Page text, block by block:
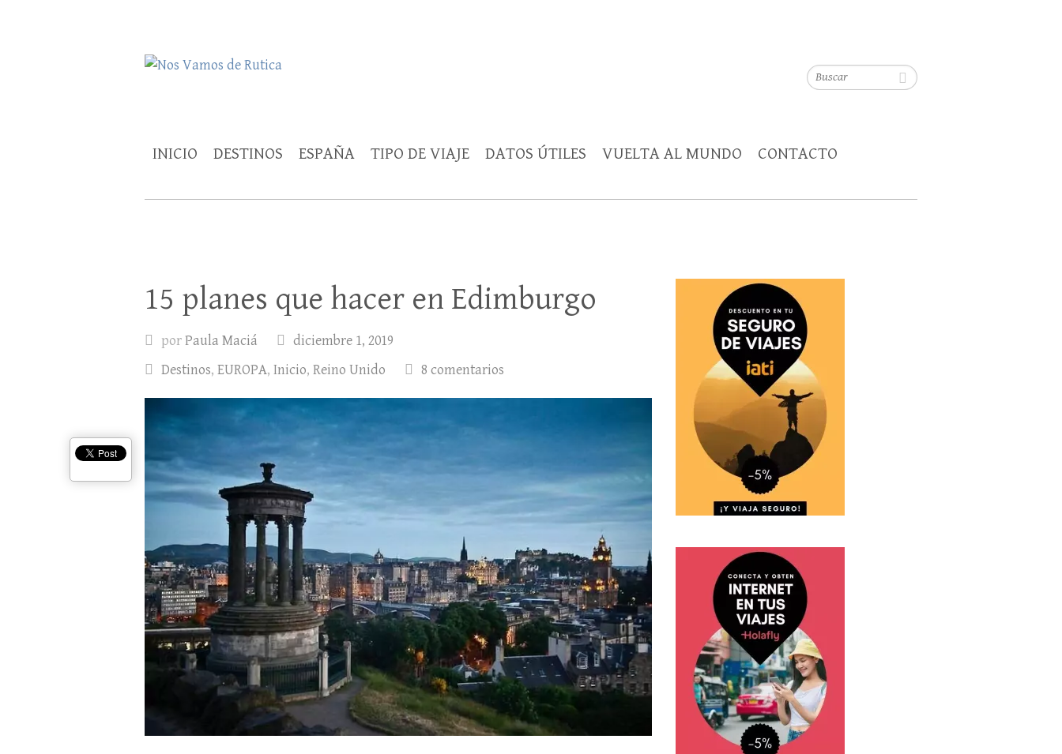
Buscar
Nos Vamos de Rutica
INICIO DESTINOS ESPAÑA TIPO DE VIAJE DATOS ÚTILES VUELTA AL MUNDO CONTACTO
15 planes que hacer en Edimburgo
porPaula Maciá
diciembre 1, 2019
Destinos, EUROPA, Inicio, Reino Unido 8 comentarios